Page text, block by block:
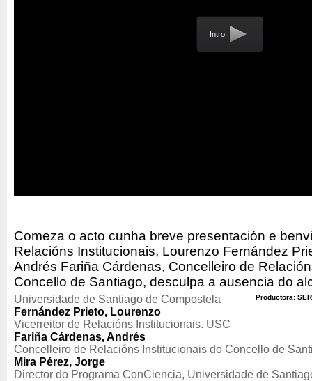
Intro
Comeza o acto cunha breve presentación e
Relacións Institucionais, Lourenzo Fernández
Andrés Fariña Cárdenas, Concelleiro de
Concello de Santiago, desculpa a ausencia do
Productora:
Universidade de Santiago de Compostela
Fernández Prieto, Lourenzo
Vicerreitor de Relacións Institucionais. USC
Fariña Cárdenas, Andrés
Concelleiro de Relacións Institucionais do Concello de
Mira Pérez, Jorge
Director do Programa ConCiencia, Universidade de